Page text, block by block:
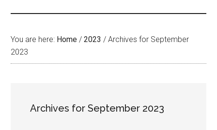
You are here: Home / 2023 / Archives for September
2023
Archives for September 2023